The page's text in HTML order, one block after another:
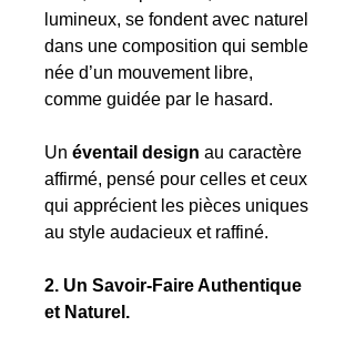
lumineux, se fondent avec naturel
dans une composition qui semble
née d’un mouvement libre,
comme guidée par le hasard.
Un éventail design au caractère
affirmé, pensé pour celles et ceux
qui apprécient les pièces uniques
au style audacieux et raffiné.
2. Un Savoir-Faire Authentique
et Naturel.